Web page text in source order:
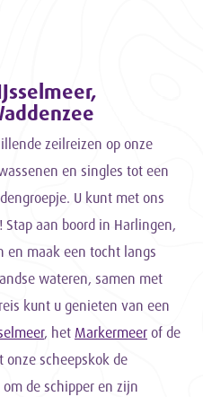
zeilreizen op onze
en singles tot een
U kunt met ons
aan boord in Harlingen,
en maak een tocht langs
wateren, samen met
kunt u genieten van een
, het Markermeer of de
onze scheepskok de
de schipper en zijn